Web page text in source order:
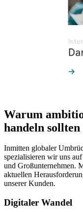
Warum
handeln sollten
Inmitten globaler
spezialisieren wir uns
und Großunternehmen.
aktuellen
unserer Kunden.
Digitaler Wandel